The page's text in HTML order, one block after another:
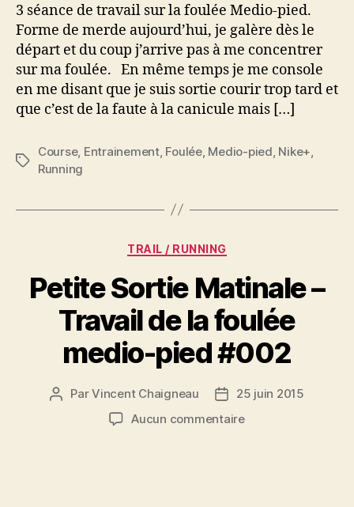
de
la
foulée
medio-
pied
#003
3 séance de travail sur la foulée Medio-pied.
Forme de merde aujourd’hui, je galère dès le
départ et du coup j’arrive pas à me concentrer
sur ma foulée. En même temps je me console
en me disant que je suis sortie courir trop tard et
que c’est de la faute à la canicule mais […]
Étiquettes
Course, Entrainement, Foulée, Medio-pied Nike+
Running
Catégories
TRAIL / RUNNING
Petite Sortie Matinale –
Travail de la foulée
medio-pied #002
Auteur
ParVincent Chaigneau
Date
de
25 juin 2015
Aucun commentairesur